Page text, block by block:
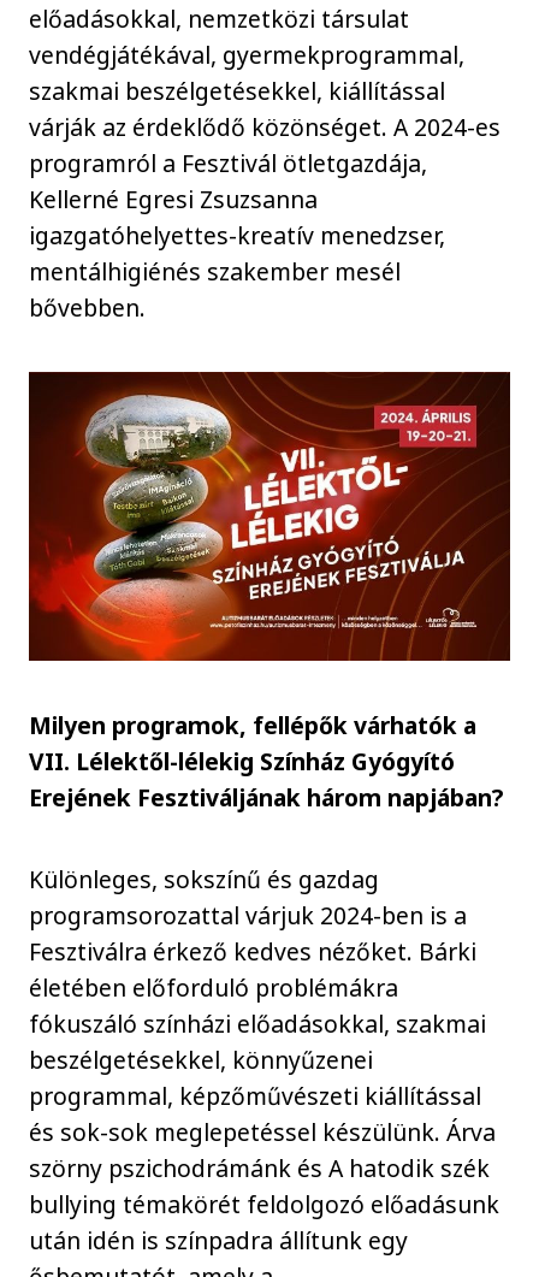
előadásokkal, nemzetközi társulat
vendégjátékával, gyermekprogrammal,
szakmai beszélgetésekkel, kiállítással
várják az érdeklődő közönséget. A 2024-es
programról a Fesztivál ötletgazdája,
Kellerné Egresi Zsuzsanna
igazgatóhelyettes-kreatív menedzser,
mentálhigiénés szakember mesél
bővebben.
Milyen programok, fellépők várhatók a
VII. Lélektől-lélekig Színház Gyógyító
Erejének Fesztiváljának három napjában?
Különleges, sokszínű és gazdag
programsorozattal várjuk 2024-ben is a
Fesztiválra érkező kedves nézőket. Bárki
életében előforduló problémákra
fókuszáló színházi előadásokkal, szakmai
beszélgetésekkel, könnyűzenei
programmal, képzőművészeti kiállítással
és sok-sok meglepetéssel készülünk. Árva
szörny pszichodrámánk és A hatodik szék
bullying témakörét feldolgozó előadásunk
után idén is színpadra állítunk egy